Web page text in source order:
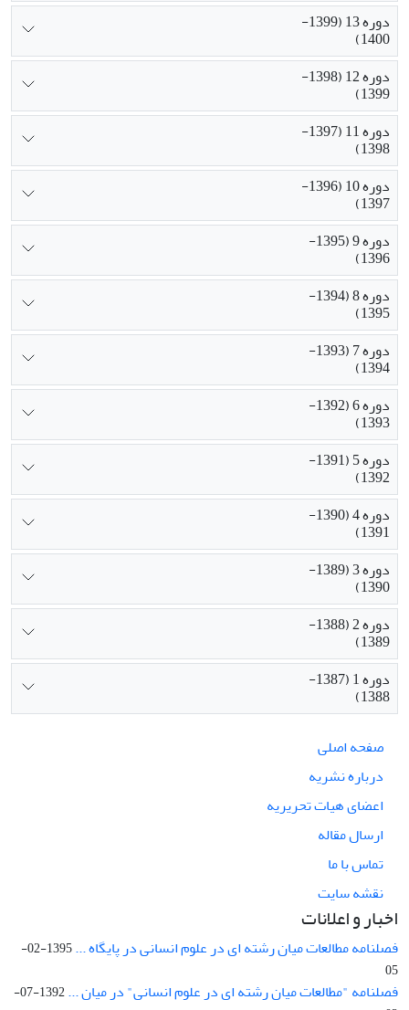
دوره 13 (1399-
1400)
دوره 12 (1398-
1399)
دوره 11 (1397-
1398)
دوره 10 (1396-
1397)
دوره 9 (1395-
1396)
دوره 8 (1394-
1395)
دوره 7 (1393-
1394)
دوره 6 (1392-
1393)
دوره 5 (1391-
1392)
دوره 4 (1390-
1391)
دوره 3 (1389-
1390)
دوره 2 (1388-
1389)
دوره 1 (1387-
1388)
صفحه اصلی
درباره نشریه
اعضای هیات تحریریه
ارسال مقاله
تماس با ما
نقشه سایت
اخبار و اعلانات
فصلنامه مطالعات میان رشته ای در علوم انسانی در پایگاه ...
1395-02-
05
فصلنامه "مطالعات میان رشته ای در علوم انسانی" در میان ...
1392-07-